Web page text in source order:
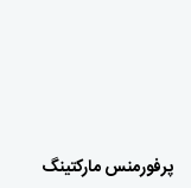
پرفورمنس مارکتینگ